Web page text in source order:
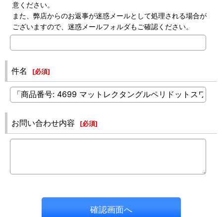
意ください。
また、弊店からのお返事が迷惑メールとして処理される場合が
ございますので、迷惑メールフォルダもご確認ください。
件名 [必須]
お問い合わせ内容 [必須]
確認画面へ